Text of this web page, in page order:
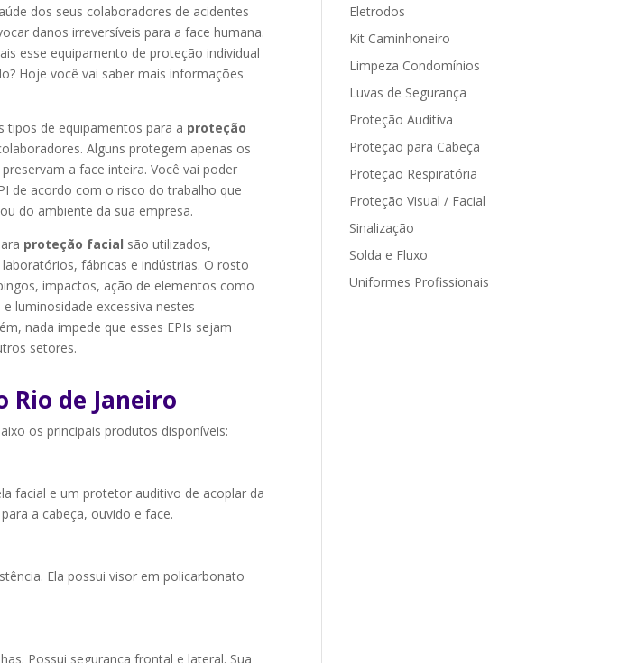
dos seus colaboradores de acidentes
danos irreversíveis para a face humana.
esse equipamento de proteção individual
Hoje você vai saber mais informações
tipos de equipamentos para a proteção
Alguns protegem apenas os
a face inteira. Você vai poder
de acordo com o risco do trabalho que
do ambiente da sua empresa.
proteção facial são utilizados,
fábricas e indústrias. O rosto
impactos, ação de elementos como
luminosidade excessiva nestes
nada impede que esses EPIs sejam
setores.
Rio de Janeiro
os principais produtos disponíveis:
facial e um protetor auditivo de acoplar da
a cabeça, ouvido e face.
Ela possui visor em policarbonato
Possui segurança frontal e lateral. Sua
Eletrodos
Kit Caminhoneiro
Limpeza Condomínios
Luvas de Segurança
Proteção Auditiva
Proteção para Cabeça
Proteção Respiratória
Proteção Visual / Facial
Sinalização
Solda e Fluxo
Uniformes Profissionais